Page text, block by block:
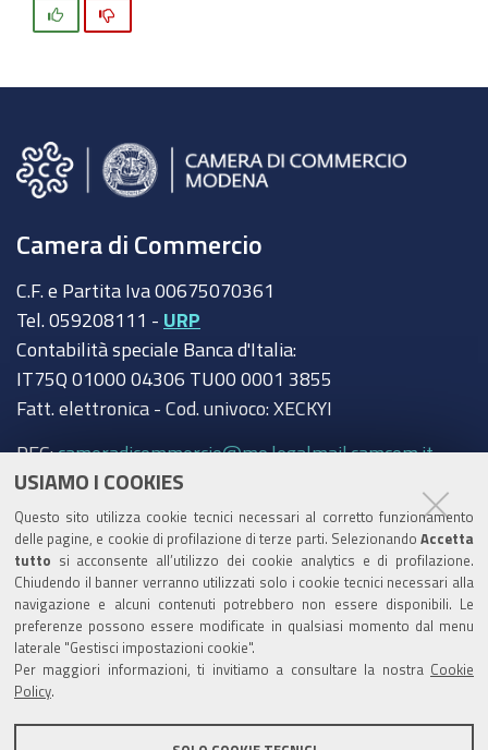
USIAMO I COOKIES
Questo sito utilizza cookie tecnici necessari al corretto funzionamento
delle pagine, e cookie di profilazione di terze parti. Selezionando Accetta
tutto si acconsente all’utilizzo dei cookie analytics e di profilazione.
Chiudendo il banner verranno utilizzati solo i cookie tecnici necessari alla
navigazione e alcuni contenuti potrebbero non essere disponibili. Le
preferenze possono essere modificate in qualsiasi momento dal menu
laterale "Gestisci impostazioni cookie".
Per maggiori informazioni, ti invitiamo a consultare la nostra Cookie
Policy
Camera di Commercio
C.F. e Partita Iva 00675070361
Tel. 059208111 - URP
Contabilità speciale Banca d'Italia:
IT75Q 01000 04306 TU00 0001 3855
Fatt. elettronica - Cod. univoco: XECKYI
PEC:cameradicommercio@mo.legalmail.camcom.it
Amministrazione trasparente
Albo Camerale
Pubblicità Legale
Area riservata Amministratori